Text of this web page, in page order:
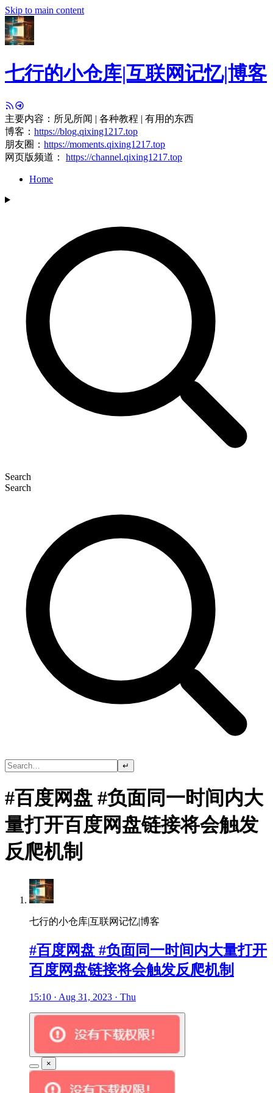
Skip to main content
七行的小仓库|互联网记忆|博客
主要内容：所见所闻 | 各种教程 | 有用的东西
博客： https://blog.qixing1217.top
朋友圈： https://moments.qixing1217.top
网页版频道： https://channel.qixing1217.top
Home
Search
Search
↵
#百度网盘 #负面同一时间内大
量打开百度网盘链接将会触发
反爬机制
七行的小仓库|互联网记忆|博客
#百度网盘 #负面同一时间内大量打开
百度网盘链接将会触发反爬机制
15:10 · Aug 31, 2023 · Thu
×